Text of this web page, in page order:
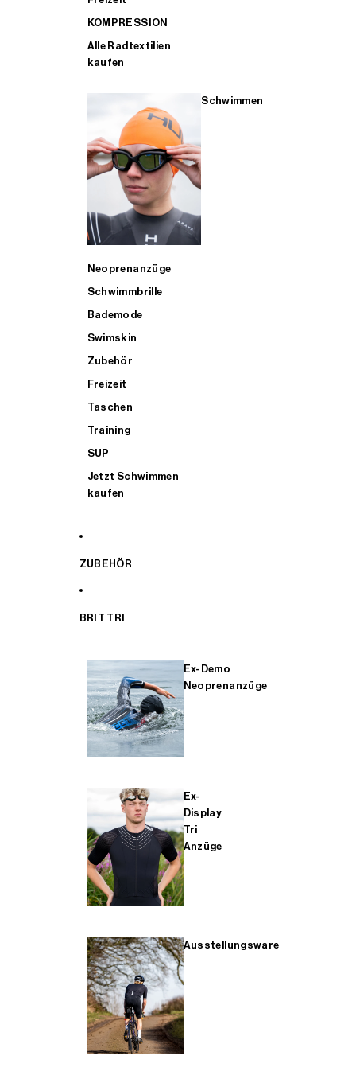
KOMPRESSION
Alle Radtextilien
kaufen
Schwimmen
Neoprenanzüge
Schwimmbrille
Bademode
Swimskin
Zubehör
Freizeit
Taschen
Training
SUP
Jetzt Schwimmen
kaufen
ZUBEHÖR
BRIT TRI
Ex-Demo
Neoprenanzüge
Ex-
Display
Tri
Anzüge
Ausstellungsware